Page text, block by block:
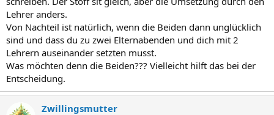
Lehrer anders.
Von Nachteil ist natürlich, wenn die Beiden dann unglücklich
sind und dass du zu zwei Elternabenden und dich mit 2
Lehrern auseinander setzten musst.
Was möchten denn die Beiden??? Vielleicht hilft das bei der
Entscheidung.
Zwillingsmutter